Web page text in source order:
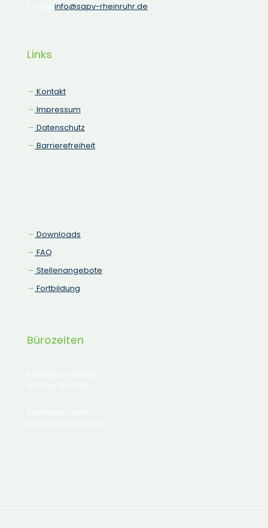
info@sapv-rheinruhr.de
Links
Kontakt
Impressum
Datenschutz
Barrierefreiheit
Downloads
FAQ
Stellenangebote
Fortbildung
Bürozeiten